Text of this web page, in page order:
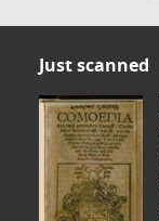
Just scanned